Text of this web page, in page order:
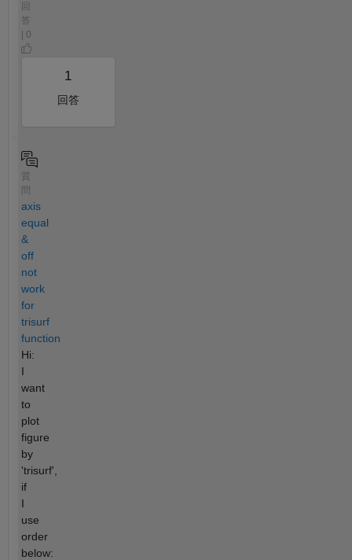
回
答
| 0
1
回答
質
axis
equal
&
off
not
work
for
trisurf
function
Hi:
I
want
to
plot
figure
by
'trisurf',
if
I
use
order
below: